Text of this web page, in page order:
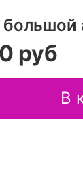
руб
В